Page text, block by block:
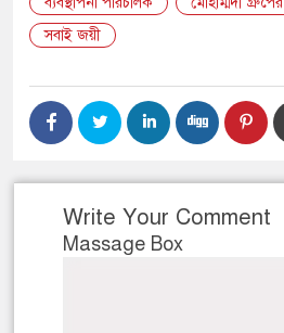
সবাই জয়ী
Write Your Comment
Massage Box